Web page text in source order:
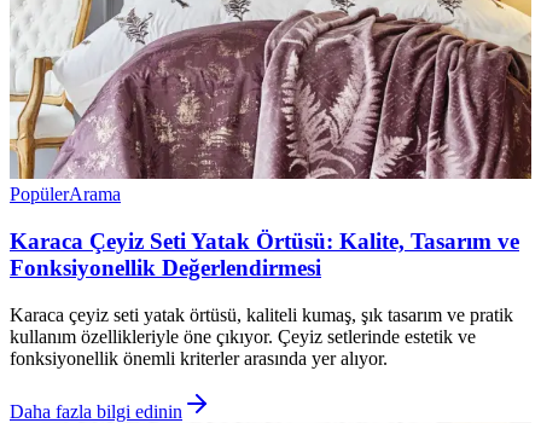
PopülerArama
Karaca Çeyiz Seti Yatak Örtüsü: Kalite, Tasarım ve
Fonksiyonellik Değerlendirmesi
Karaca çeyiz seti yatak örtüsü, kaliteli kumaş, şık tasarım ve pratik
kullanım özellikleriyle öne çıkıyor. Çeyiz setlerinde estetik ve
fonksiyonellik önemli kriterler arasında yer alıyor.
Daha fazla bilgi edinin